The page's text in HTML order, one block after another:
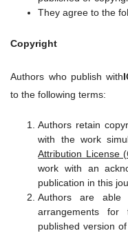
They agree to the
Copyright
Authors who publish with
to the following terms:
Authors retain
with the work
Attribution License
work with an
publication in this
Authors are able
arrangements for
published version